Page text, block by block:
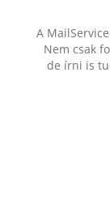
A
Nem csak
de írni is